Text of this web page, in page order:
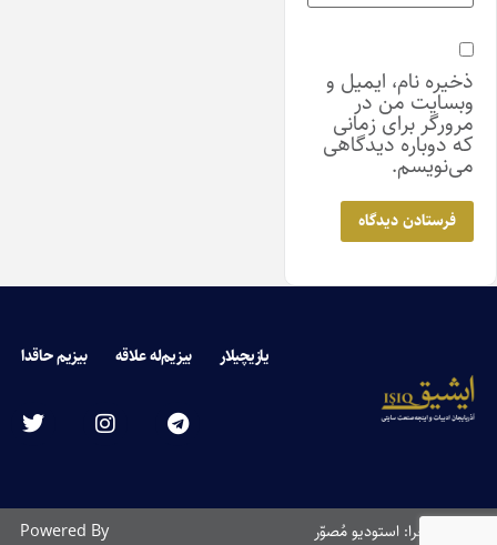
ذخیره نام، ایمیل و
وبسایت من در
مرورگر برای زمانی
که دوباره دیدگاهی
می‌نویسم.
یازیچیلار بیزیم‌له علاقه بیزیم حاقدا
طراحی و اجرا: استودیو مُصوّر Powered By